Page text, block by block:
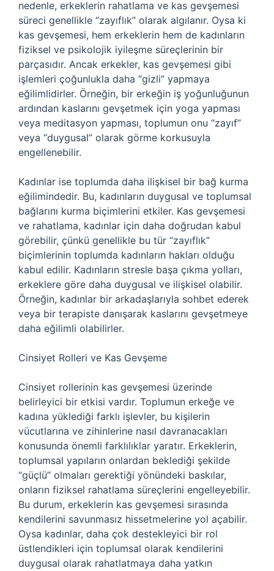
nedenle, erkeklerin rahatlama ve kas gevşemesi
süreci genellikle “zayıflık” olarak algılanır. Oysa ki
kas gevşemesi, hem erkeklerin hem de kadınların
fiziksel ve psikolojik iyileşme süreçlerinin bir
parçasıdır. Ancak erkekler, kas gevşemesi gibi
işlemleri çoğunlukla daha “gizli” yapmaya
eğilimlidirler. Örneğin, bir erkeğin iş yoğunluğunun
ardından kaslarını gevşetmek için yoga yapması
veya meditasyon yapması, toplumun onu “zayıf”
veya “duygusal” olarak görme korkusuyla
engellenebilir.
Kadınlar ise toplumda daha ilişkisel bir bağ kurma
eğilimindedir. Bu, kadınların duygusal ve toplumsal
bağlarını kurma biçimlerini etkiler. Kas gevşemesi
ve rahatlama, kadınlar için daha doğrudan kabul
görebilir, çünkü genellikle bu tür “zayıflık”
biçimlerinin toplumda kadınların hakları olduğu
kabul edilir. Kadınların stresle başa çıkma yolları,
erkeklere göre daha duygusal ve ilişkisel olabilir.
Örneğin, kadınlar bir arkadaşlarıyla sohbet ederek
veya bir terapiste danışarak kaslarını gevşetmeye
daha eğilimli olabilirler.
Cinsiyet Rolleri ve Kas Gevşeme
Cinsiyet rollerinin kas gevşemesi üzerinde
belirleyici bir etkisi vardır. Toplumun erkeğe ve
kadına yüklediği farklı işlevler, bu kişilerin
vücutlarına ve zihinlerine nasıl davranacakları
konusunda önemli farklılıklar yaratır. Erkeklerin,
toplumsal yapıların onlardan beklediği şekilde
“güçlü” olmaları gerektiği yönündeki baskılar,
onların fiziksel rahatlama süreçlerini engelleyebilir.
Bu durum, erkeklerin kas gevşemesi sırasında
kendilerini savunmasız hissetmelerine yol açabilir.
Oysa kadınlar, daha çok destekleyici bir rol
üstlendikleri için toplumsal olarak kendilerini
duygusal olarak rahatlatmaya daha yatkın